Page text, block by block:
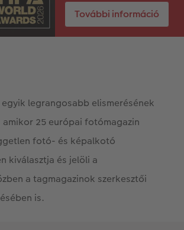
További információ
legrangosabb elismerésének
25 európai fotómagazin
fotó- és képalkotó
kiválasztja és jelöli a
a tagmagazinok szerkesztői
is.